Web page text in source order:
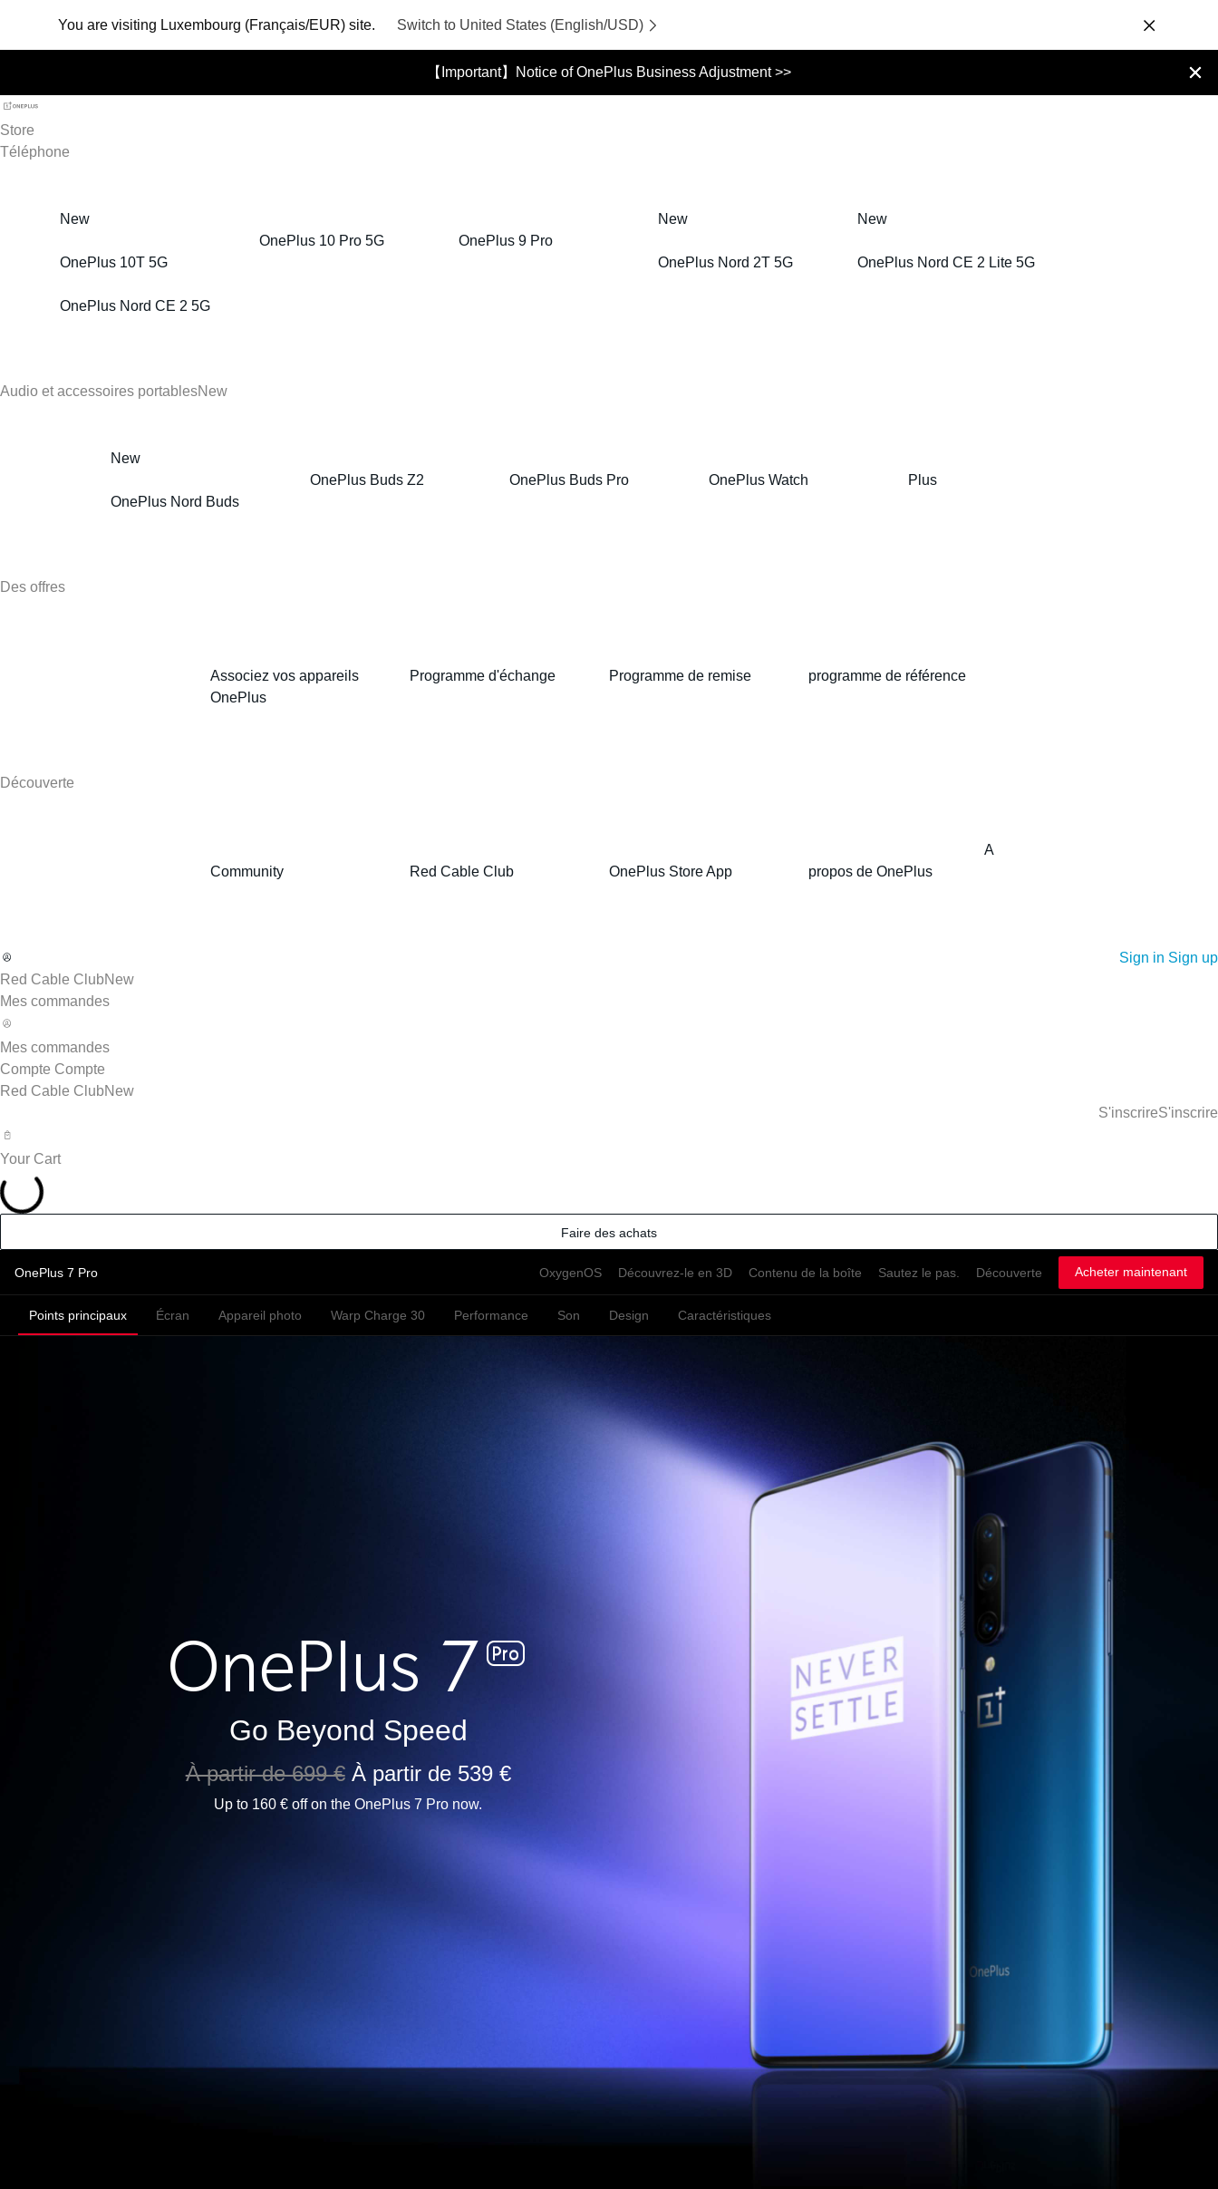
You are visiting Luxembourg (Français/EUR) site. Switch to United States (English/USD)
【Important】Notice of OnePlus Business Adjustment >>
Store
Téléphone
New
OnePlus 10T 5G
OnePlus 10 Pro 5G OnePlus 9 Pro
New
OnePlus Nord 2T 5G
New
OnePlus Nord CE 2 Lite 5G
OnePlus Nord CE 2 5G
Audio et accessoires portablesNew
New
OnePlus Nord Buds
OnePlus Buds Z2 OnePlus Buds Pro OnePlus Watch Plus
Des offres
Associez vos appareils
OnePlus
Programme d'échange Programme de remise programme de référence
Découverte
Community Red Cable Club OnePlus Store App
A
propos de OnePlus
Sign in Sign up
Red Cable ClubNew
Mes commandes
Mes commandes
Compte Compte
Red Cable ClubNew
S'inscrireS'inscrire
Your Cart
Faire des achats
OnePlus 7 Pro OxygenOS Découvrez-le en 3D Contenu de la boîte Sautez le pas. Découverte Acheter maintenant
Points principaux Écran Appareil photo Warp Charge 30 Performance Son Design Caractéristiques
Go Beyond Speed
À partir de 699 € À partir de 539 €
Up to 160 € off on the OnePlus 7 Pro now.